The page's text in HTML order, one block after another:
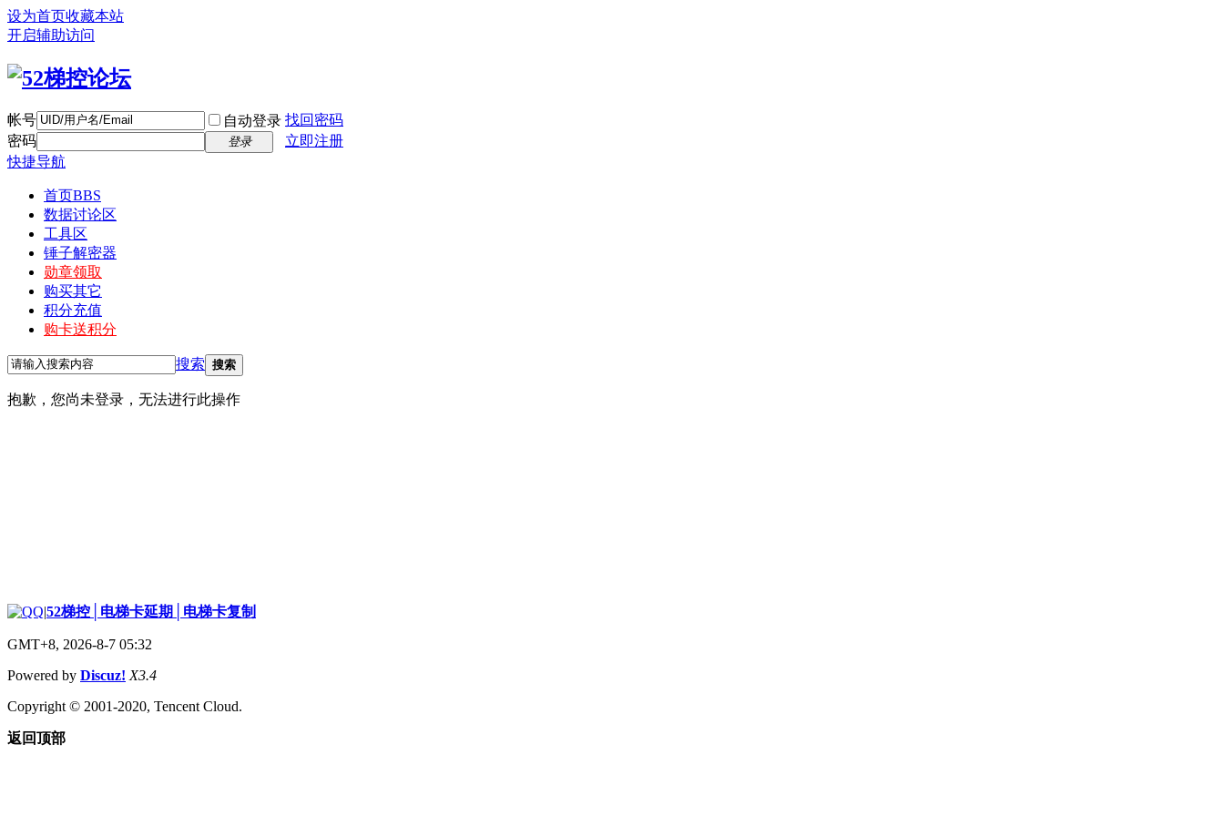
设为首页收藏本站
开启辅助访问
帐号 自动登录 找回密码
密码
登录
立即注册
快捷导航
首页BBS
数据讨论区
工具区
锤子解密器
勋章领取
购买其它
积分充值
购卡送积分
搜索 搜索
抱歉，您尚未登录，无法进行此操作
|52梯控│电梯卡延期│电梯卡复制
GMT+8, 2026-8-7 05:32
Powered by Discuz! X3.4
Copyright © 2001-2020, Tencent Cloud.
返回顶部